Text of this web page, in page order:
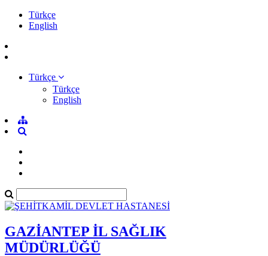
Türkçe
English
Türkçe
Türkçe
English
GAZİANTEP İL SAĞLIK
MÜDÜRLÜĞÜ